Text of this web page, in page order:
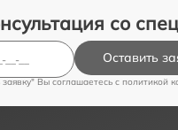
со
Оставить
Вы соглашаетесь c политикой